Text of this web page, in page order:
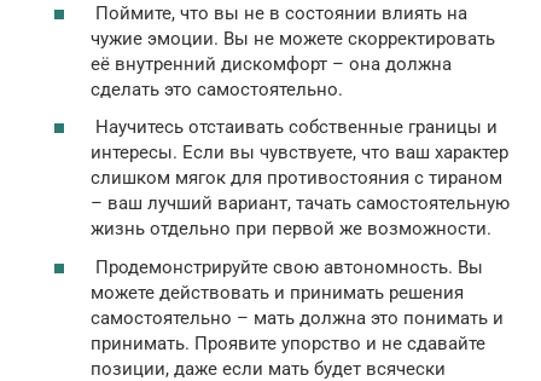
Поймите, что вы не в состоянии влиять на
чужие эмоции. Вы не можете скорректировать
её внутренний дискомфорт – она должна
сделать это самостоятельно.
Научитесь отстаивать собственные границы и
интересы. Если вы чувствуете, что ваш характер
слишком мягок для противостояния с тираном
– ваш лучший вариант, тачать самостоятельную
жизнь отдельно при первой же возможности.
Продемонстрируйте свою автономность. Вы
можете действовать и принимать решения
самостоятельно – мать должна это понимать и
принимать. Проявите упорство и не сдавайте
позиции, даже если мать будет всячески